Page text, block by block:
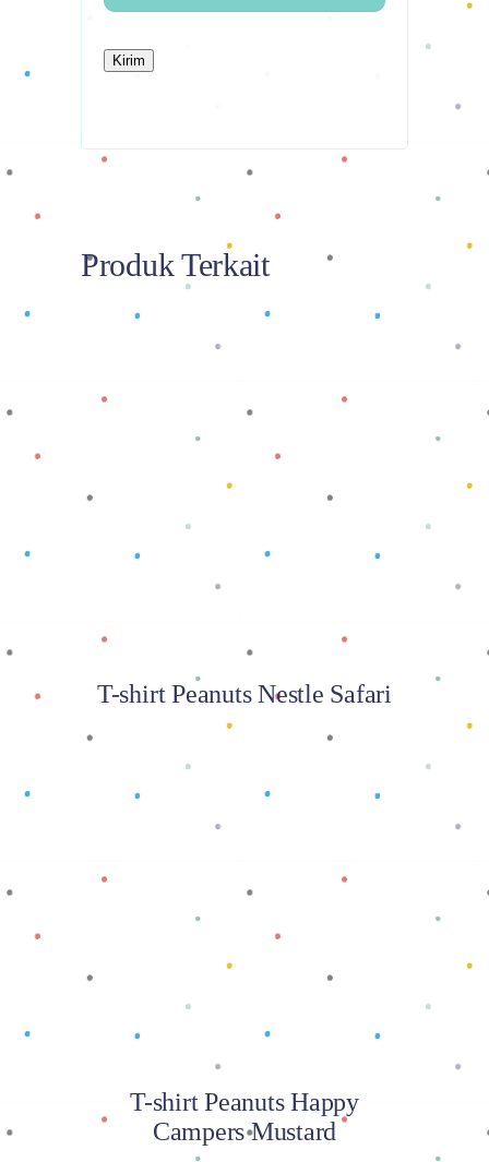
Produk Terkait
Baca selengkapnya
T-shirt Peanuts Nestle Safari
Baca selengkapnya
T-shirt Peanuts Happy
Campers Mustard